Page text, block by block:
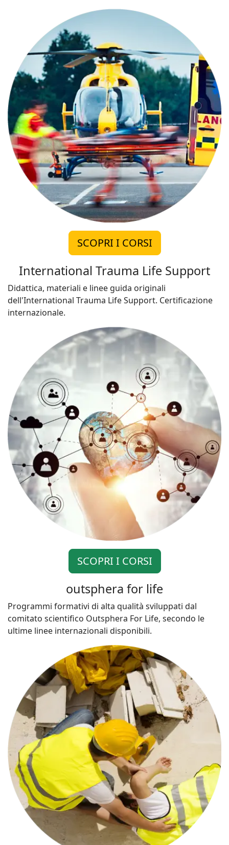
SCOPRI I CORSI
International Trauma Life Support
Didattica, materiali e linee guida originali
dell'International Trauma Life Support. Certificazione
internazionale.
SCOPRI I CORSI
outsphera for life
Programmi formativi di alta qualità sviluppati dal
comitato scientifico Outsphera For Life, secondo le
ultime linee internazionali disponibili.